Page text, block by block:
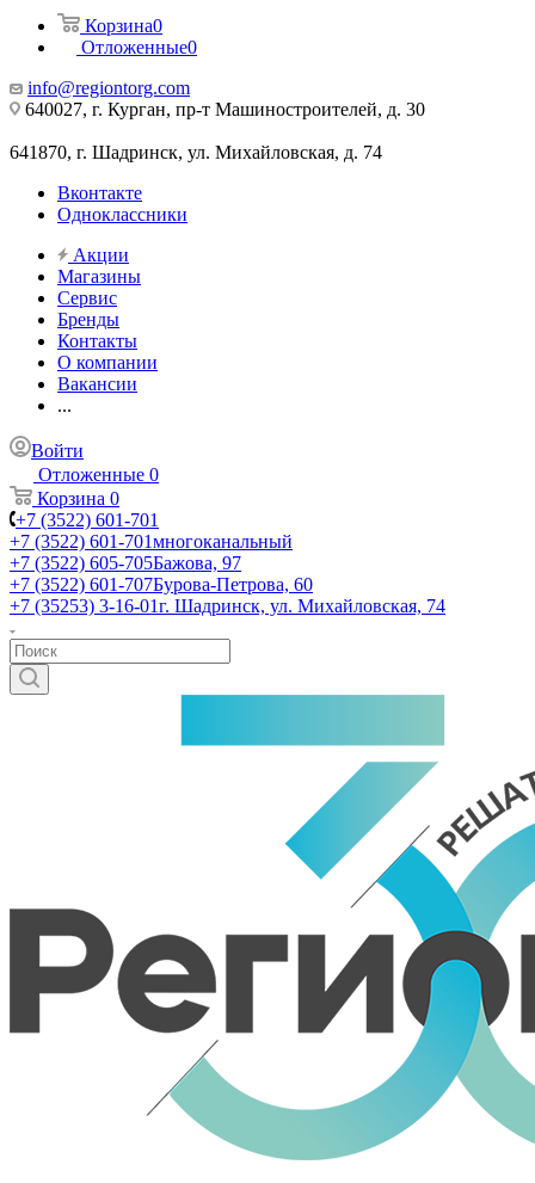
Корзина0
Отложенные0
info@regiontorg.com
640027, г. Курган, пр-т Машиностроителей, д. 30
641870, г. Шадринск, ул. Михайловская, д. 74
Вконтакте
Одноклассники
Акции
Магазины
Сервис
Бренды
Контакты
О компании
Вакансии
...
Войти
Отложенные 0
Корзина 0
+7 (3522) 601-701
+7 (3522) 601-701многоканальный
+7 (3522) 605-705Бажова, 97
+7 (3522) 601-707Бурова-Петрова, 60
+7 (35253) 3-16-01г. Шадринск, ул. Михайловская, 74